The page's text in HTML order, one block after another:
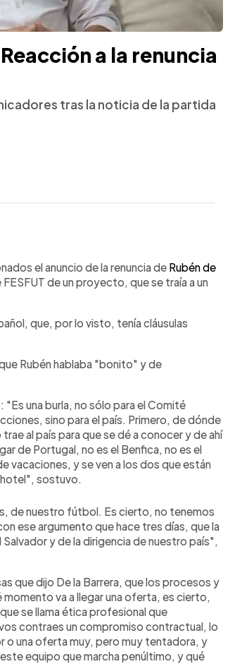
a la renuncia
tras la noticia de la partida
el anuncio de la renuncia de Rubén de
de un proyecto, que se traía a un
que, por lo visto, tenía cláusulas
Rubén hablaba "bonito" y de
una burla, no sólo para el Comité
sino para el país. Primero, de dónde
al país para que se dé a conocer y de ahí
de Portugal, no es el Benfica, no es el
vacaciones, y se ven a los dos que están
hotel", sostuvo.
de nuestro fútbol. Es cierto, no tenemos
ese argumento que hace tres días, que la
y de la dirigencia de nuestro país",
que dijo De la Barrera, que los procesos y
va a llegar una oferta, es cierto,
se llama ética profesional que
contraes un compromiso contractual, lo
o una oferta muy, pero muy tentadora, y
equipo que marcha penúltimo, y qué